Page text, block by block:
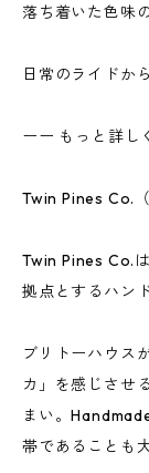
落ち着いた色味
日常のライドか
ーー もっと詳し
Twin Pines Co.
Twin Pines Co.
拠点とするハン
ブリトーハウス
カ」を感じさせ
まい。
帯であることも